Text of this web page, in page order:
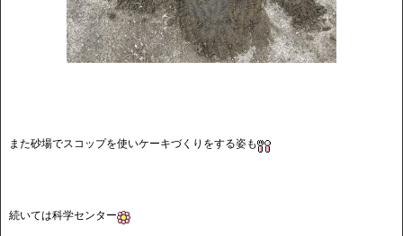
また砂場でスコップを使いケーキづくりをする姿も
続いては科学センター